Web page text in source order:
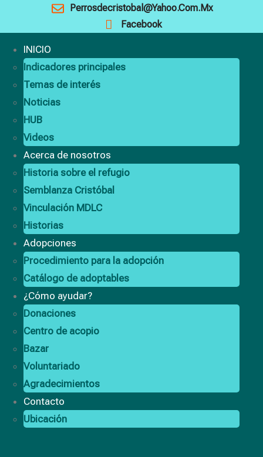
Perrosdecristobal@yahoo.com.mx
Facebook
INICIO
Indicadores principales
Temas de interés
Noticias
HUB
Videos
Acerca de nosotros
Historia sobre el refugio
Semblanza Cristóbal
Vinculación MDLC
Historias
Adopciones
Procedimiento para la adopción
Catálogo de adoptables
¿Cómo ayudar?
Donaciones
Centro de acopio
Bazar
Voluntariado
Agradecimientos
Contacto
Ubicación